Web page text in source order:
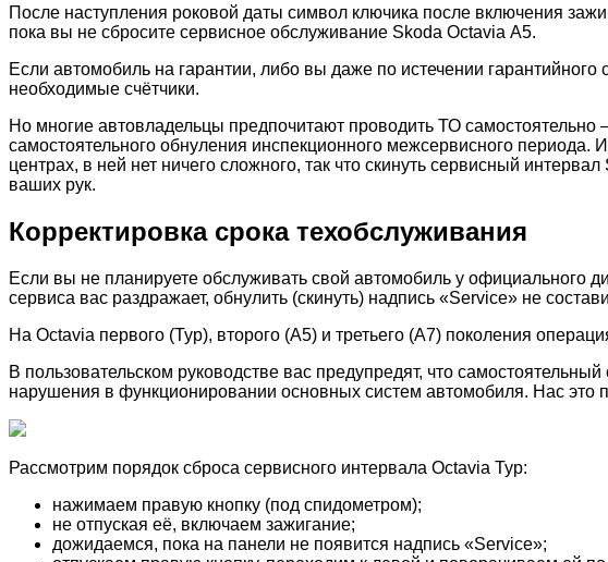
После наступления роковой даты символ ключика после включения
пока вы не сбросите сервисное обслуживание Skoda Octavia А5.
Если автомобиль на гарантии, либо вы даже по истечении
необходимые счётчики.
Но многие автовладельцы предпочитают проводить ТО самостоятельно
самостоятельного обнуления инспекционного межсервисного
центрах, в ней нет ничего сложного, так что скинуть сервисный
ваших рук.
Корректировка срока техобслуживания
Если вы не планируете обслуживать свой автомобиль у официального
сервиса вас раздражает, обнулить (скинуть) надпись «Service» не
На Octavia первого (Тур), второго (А5) и третьего (А7) поколения
В пользовательском руководстве вас предупредят, что
нарушения в функционировании основных систем автомобиля. Нас это
Рассмотрим порядок сброса сервисного интервала Octavia Тур:
нажимаем правую кнопку (под спидометром);
не отпуская её, включаем зажигание;
дожидаемся, пока на панели не появится надпись «Service»;